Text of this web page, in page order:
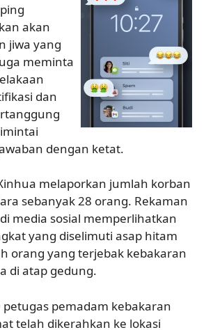
akan
jiwa yang
meminta
dan
dengan ketat.
melaporkan jumlah korban
sebanyak 28 orang. Rekaman
media sosial memperlihatkan
yang diselimuti asap hitam
orang yang terjebak kebakaran
di atap gedung.
petugas pemadam kebakaran
telah dikerahkan ke lokasi